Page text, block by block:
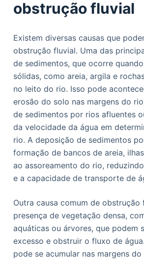
obstrução fluvial
Existem diversas causas que
obstrução fluvial. Uma das
de sedimentos, que ocorre
sólidas, como areia, argila e
no leito do rio. Isso pode
erosão do solo nas margens do
de sedimentos por rios afluentes
da velocidade da água em
rio. A deposição de sedimentos
formação de bancos de areia,
ao assoreamento do rio,
e a capacidade de transporte de
Outra causa comum de obstrução
presença de vegetação densa,
aquáticas ou árvores, que podem
excesso e obstruir o fluxo de
pode se acumular nas margens